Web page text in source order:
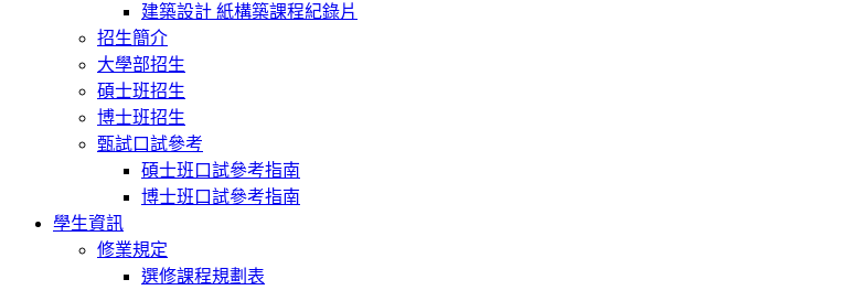
建築設計 紙構築課程紀錄片
招生簡介
大學部招生
碩士班招生
博士班招生
甄試口試參考
碩士班口試參考指南
博士班口試參考指南
學生資訊
修業規定
選修課程規劃表